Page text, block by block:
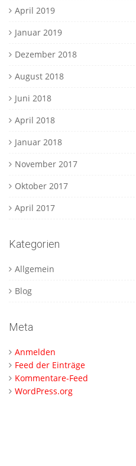
April 2019
Januar 2019
Dezember 2018
August 2018
Juni 2018
April 2018
Januar 2018
November 2017
Oktober 2017
April 2017
Kategorien
Allgemein
Blog
Meta
Anmelden
Feed der Einträge
Kommentare-Feed
WordPress.org